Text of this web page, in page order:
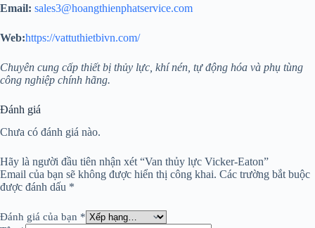
Email: sales3@hoangthienphatservice.com
Web:https://vattuthietbivn.com/
Chuyên cung cấp thiết bị thủy lực, khí nén, tự động hóa và phụ tùng
công nghiệp chính hãng.
Đánh giá
Chưa có đánh giá nào.
Hãy là người đầu tiên nhận xét “Van thủy lực Vicker-Eaton”
Email của bạn sẽ không được hiển thị công khai. Các trường bắt buộc
được đánh dấu *
Đánh giá của bạn *